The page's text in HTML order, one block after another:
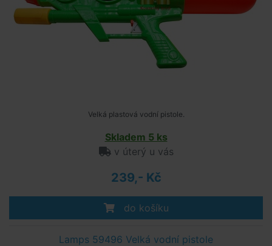
Velká plastová vodní pistole.
Skladem 5 ks
v úterý u vás
239,- Kč
do košíku
Lamps 59496 Velká vodní pistole